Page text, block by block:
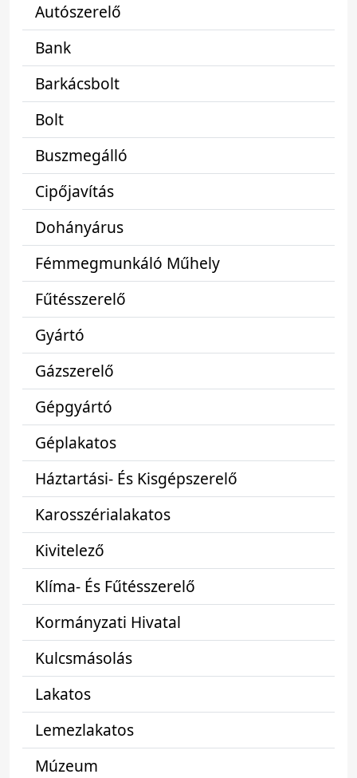
Autószerelő
Bank
Barkácsbolt
Bolt
Buszmegálló
Cipőjavítás
Dohányárus
Fémmegmunkáló Műhely
Fűtésszerelő
Gyártó
Gázszerelő
Gépgyártó
Géplakatos
Háztartási- És Kisgépszerelő
Karosszérialakatos
Kivitelező
Klíma- És Fűtésszerelő
Kormányzati Hivatal
Kulcsmásolás
Lakatos
Lemezlakatos
Múzeum